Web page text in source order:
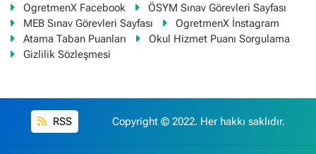
OgretmenX Facebook
ÖSYM Sınav Görevleri Sayfası
MEB Sınav Görevleri Sayfası
OgretmenX İnstagram
Atama Taban Puanları
Okul Hizmet Puanı Sorgulama
Gizlilik Sözleşmesi
RSS Copyright © 2022. Her hakkı saklıdır.